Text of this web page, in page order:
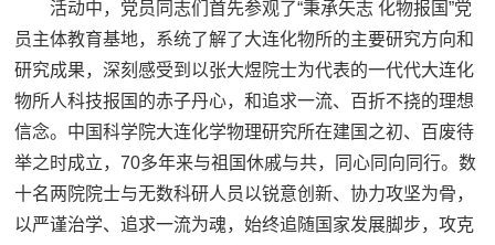
活动中，党员同志们首先参观了“秉承矢志 化物报国”党
员主体教育基地，系统了解了大连化物所的主要研究方向和
研究成果，深刻感受到以张大煜院士为代表的一代代大连化
物所人科技报国的赤子丹心，和追求一流、百折不挠的理想
信念。中国科学院大连化学物理研究所在建国之初、百废待
举之时成立，70多年来与祖国休戚与共，同心同向同行。数
十名两院院士与无数科研人员以锐意创新、协力攻坚为骨，
以严谨治学、追求一流为魂，始终追随国家发展脚步，攻克